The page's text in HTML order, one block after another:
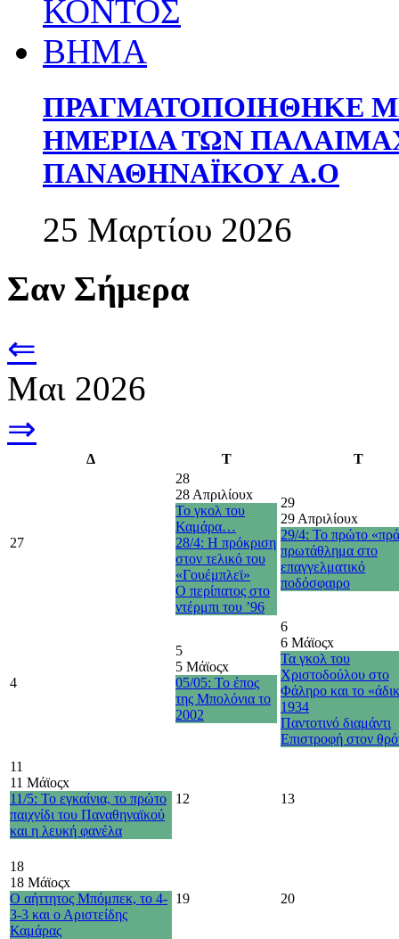
ΠΡΑΓΜΑΤΟΠΟΙΗΘΗΚΕ
ΗΜΕΡΙΔΑ ΤΩΝ
ΠΑΝΑΘΗΝΑΪΚΟΥ Α.Ο
25 Μαρτίου 2026
Σαν Σήμερα
⇐
Μαι 2026
⇒
Δ Τ Τ
27
28
28 Απριλίουx
Το γκολ του
Καμάρα…
28/4: Η πρόκριση
στον τελικό του
«Γουέμπλεϊ»
O περίπατος στο
ντέρμπι του ’96
29
29 Απριλίουx
29/4: Το πρώτο
πρωτάθλημα στο
επαγγελματικό
ποδόσφαιρο
4
5
5 Μάϊοςx
05/05: Το έπος
της Μπολόνια το
2002
6
6 Μάϊοςx
Τα γκολ του
Χριστοδούλου στο
Φάληρο και το
1934
Παντοτινό διαμάντι
Επιστροφή στον
11
11 Μάϊοςx
11/5: Το εγκαίνια, το πρώτο
παιχνίδι του Παναθηναϊκού
και η λευκή φανέλα
12 13
18
18 Μάϊοςx
Ο αήττητος Μπόμπεκ, το 4-
3-3 και ο Αριστείδης
Καμάρας
19 20